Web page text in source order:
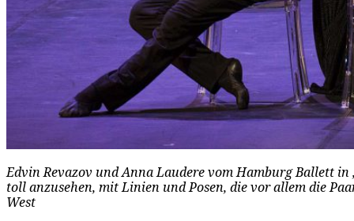
Edvin Revazov und Anna Laudere vom Hamburg Ballett
toll anzusehen, mit Linien und Posen, die vor allem die
West